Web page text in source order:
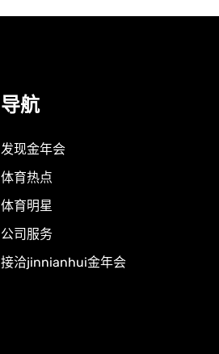
导航
发现金年会
体育热点
体育明星
公司服务
接洽jinnianhui金年会